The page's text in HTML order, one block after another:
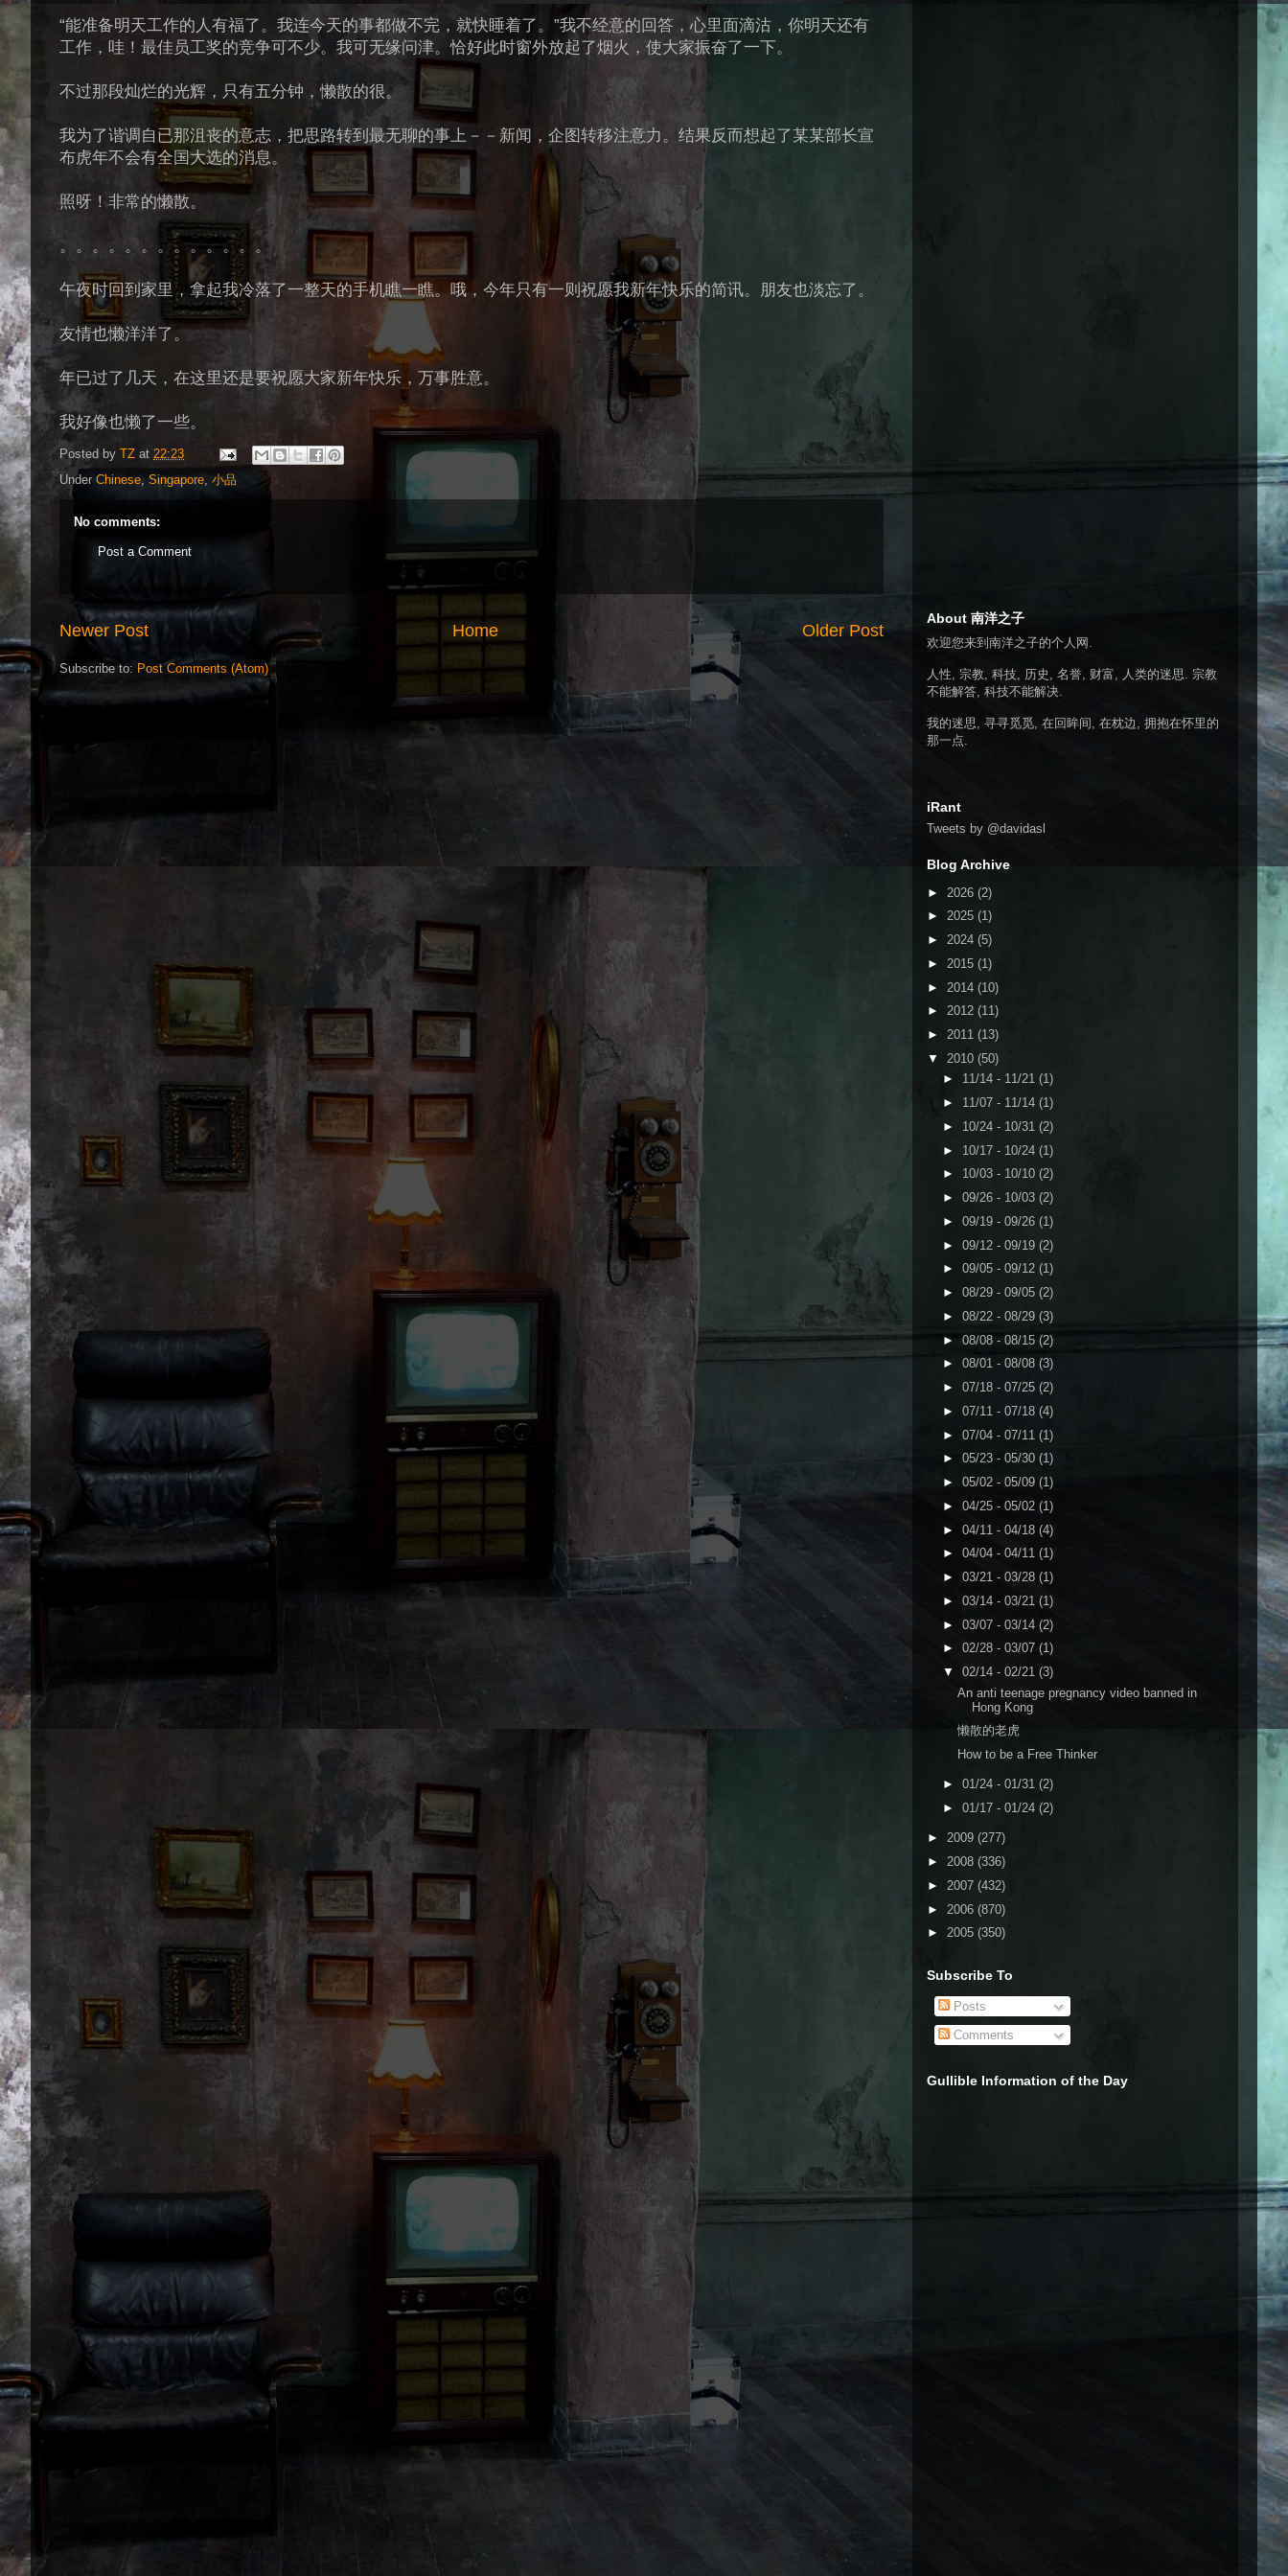
“能准备明天工作的人有福了。我连今天的事都做不完，就快睡着了。”我不经意的回答，心里面滴沽，你明天还有
工作，哇！最佳员工奖的竞争可不少。我可无缘问津。恰好此时窗外放起了烟火，使大家振奋了一下。
不过那段灿烂的光辉，只有五分钟，懒散的很。
我为了谐调自已那沮丧的意志，把思路转到最无聊的事上－－新闻，企图转移注意力。结果反而想起了某某部长宣
布虎年不会有全国大选的消息。
照呀！非常的懒散。
。。。。。。。。。。。。。
午夜时回到家里，拿起我冷落了一整天的手机瞧一瞧。哦，今年只有一则祝愿我新年快乐的简讯。朋友也淡忘了。
友情也懒洋洋了。
年已过了几天，在这里还是要祝愿大家新年快乐，万事胜意。
我好像也懒了一些。
Posted by TZ at 22:23
Under Chinese, Singapore, 小品
No comments:
Post a Comment
Newer Post Older Post
Home
Subscribe to: Post Comments (Atom)
About 南洋之子
欢迎您来到南洋之子的个人网.
人性, 宗教, 科技, 历史, 名誉, 财富, 人类的迷思. 宗教
不能解答, 科技不能解决.
我的迷思, 寻寻觅觅, 在回眸间, 在枕边, 拥抱在怀里的
那一点.
iRant
Tweets by @davidasl
Blog Archive
► 2026 (2)
► 2025 (1)
► 2024 (5)
► 2015 (1)
► 2014 (10)
► 2012 (11)
► 2011 (13)
▼ 2010 (50)
► 11/14 - 11/21 (1)
► 11/07 - 11/14 (1)
► 10/24 - 10/31 (2)
► 10/17 - 10/24 (1)
► 10/03 - 10/10 (2)
► 09/26 - 10/03 (2)
► 09/19 - 09/26 (1)
► 09/12 - 09/19 (2)
► 09/05 - 09/12 (1)
► 08/29 - 09/05 (2)
► 08/22 - 08/29 (3)
► 08/08 - 08/15 (2)
► 08/01 - 08/08 (3)
► 07/18 - 07/25 (2)
► 07/11 - 07/18 (4)
► 07/04 - 07/11 (1)
► 05/23 - 05/30 (1)
► 05/02 - 05/09 (1)
► 04/25 - 05/02 (1)
► 04/11 - 04/18 (4)
► 04/04 - 04/11 (1)
► 03/21 - 03/28 (1)
► 03/14 - 03/21 (1)
► 03/07 - 03/14 (2)
► 02/28 - 03/07 (1)
▼ 02/14 - 02/21 (3)
An anti teenage pregnancy video banned in
Hong Kong
懒散的老虎
How to be a Free Thinker
► 01/24 - 01/31 (2)
► 01/17 - 01/24 (2)
► 2009 (277)
► 2008 (336)
► 2007 (432)
► 2006 (870)
► 2005 (350)
Subscribe To
Posts
Comments
Gullible Information of the Day